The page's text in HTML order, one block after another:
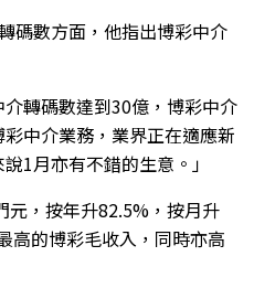
碼數方面，他指出博彩中介
介轉碼數達到30億，博彩中介
中介業務，業界正在適應新
1月亦有不錯的生意。」
元，按年升82.5%，按月升
高的博彩毛收入，同時亦高